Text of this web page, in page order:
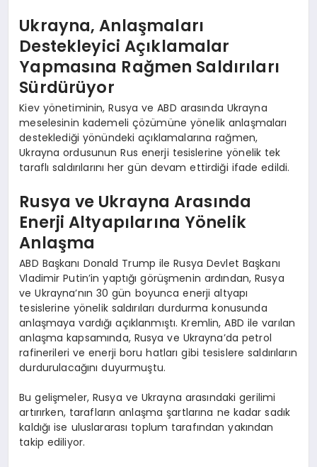
Ukrayna, Anlaşmaları
Destekleyici Açıklamalar
Yapmasına Rağmen Saldırıları
Sürdürüyor
Kiev yönetiminin, Rusya ve ABD arasında Ukrayna
meselesinin kademeli çözümüne yönelik anlaşmaları
desteklediği yönündeki açıklamalarına rağmen,
Ukrayna ordusunun Rus enerji tesislerine yönelik tek
taraflı saldırılarını her gün devam ettirdiği ifade edildi.
Rusya ve Ukrayna Arasında
Enerji Altyapılarına Yönelik
Anlaşma
ABD Başkanı Donald Trump ile Rusya Devlet Başkanı
Vladimir Putin’in yaptığı görüşmenin ardından, Rusya
ve Ukrayna’nın 30 gün boyunca enerji altyapı
tesislerine yönelik saldırıları durdurma konusunda
anlaşmaya vardığı açıklanmıştı. Kremlin, ABD ile varılan
anlaşma kapsamında, Rusya ve Ukrayna’da petrol
rafinerileri ve enerji boru hatları gibi tesislere saldırıların
durdurulacağını duyurmuştu.
Bu gelişmeler, Rusya ve Ukrayna arasındaki gerilimi
artırırken, tarafların anlaşma şartlarına ne kadar sadık
kaldığı ise uluslararası toplum tarafından yakından
takip ediliyor.